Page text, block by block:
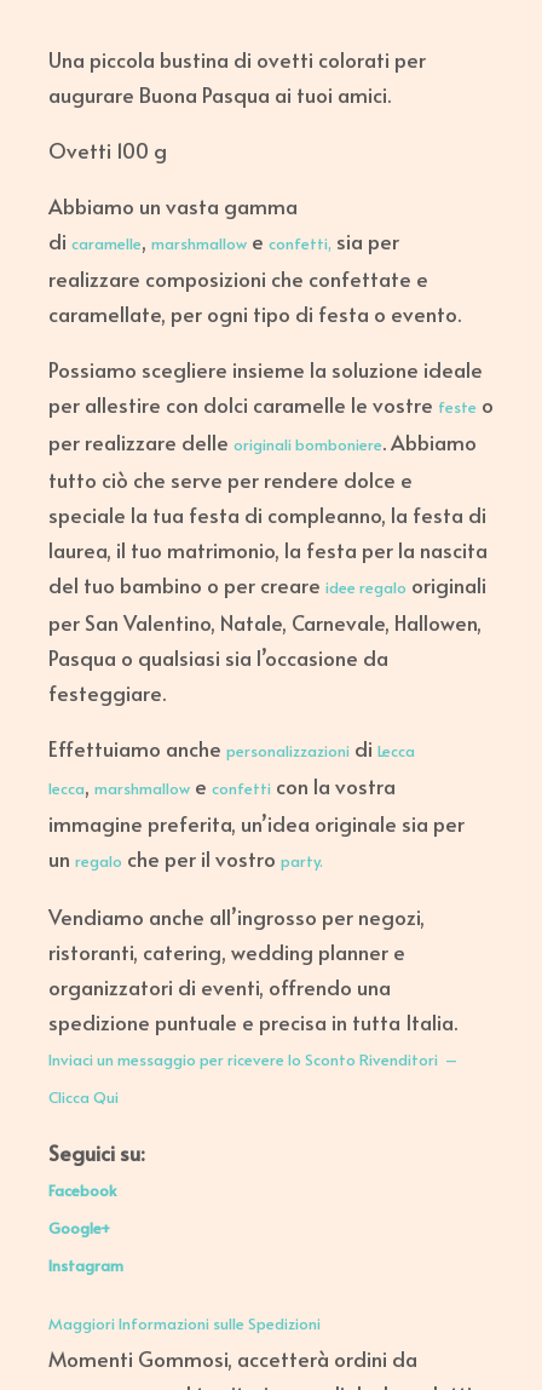
Una piccola bustina di ovetti colorati per
augurare Buona Pasqua ai tuoi amici.
Ovetti 100 g
Abbiamo un vasta gamma
di caramelle, marshmallow e confetti, sia per
realizzare composizioni che confettate e
caramellate, per ogni tipo di festa o evento.
Possiamo scegliere insieme la soluzione ideale
per allestire con dolci caramelle le vostre feste o
per realizzare delle originali bomboniere. Abbiamo
tutto ciò che serve per rendere dolce e
speciale la tua festa di compleanno, la festa di
laurea, il tuo matrimonio, la festa per la nascita
del tuo bambino o per creare idee regalo originali
per San Valentino, Natale, Carnevale, Hallowen,
Pasqua o qualsiasi sia l’occasione da
festeggiare.
Effettuiamo anche personalizzazioni di Lecca
lecca, marshmallow e confetti con la vostra
immagine preferita, un’idea originale sia per
un regalo che per il vostro party.
Vendiamo anche all’ingrosso per negozi,
ristoranti, catering, wedding planner e
organizzatori di eventi, offrendo una
spedizione puntuale e precisa in tutta Italia.
Inviaci un messaggio per ricevere lo Sconto Rivenditori –
Clicca Qui
Seguici su:
Facebook
Google+
Instagram
Maggiori Informazioni sulle Spedizioni
Momenti Gommosi, accetterà ordini da